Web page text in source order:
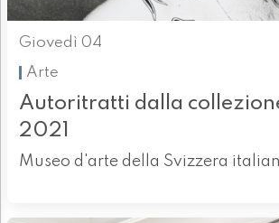
Giovedì 04
Arte
Autoritratti dalla
2021
Museo d'arte della Svizzera